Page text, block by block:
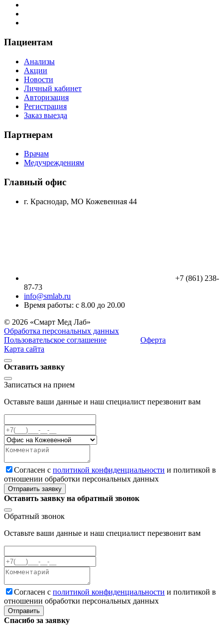
Пациентам
Анализы
Акции
Новости
Личный кабинет
Авторизация
Регистрация
Заказ выезда
Партнерам
Врачам
Медучреждениям
Главный офис
г. Краснодар, МО Кожевенная 44
+7 (861) 238-
87-73
info@smlab.ru
Время работы: с 8.00 до 20.00
© 2026 «Смарт Мед Лаб»
Обработка персональных данных
Пользовательское соглашение
Оферта
Карта сайта
Оставить заявку
Записаться на прием
Оставьте ваши данные и наш специалист перезвонит вам
Cогласен с политикой конфиденциальности и политикой в
отношении обработки персональных данных
Отправить заявку
Оставить заявку на обратный звонок
Обратный звонок
Оставьте ваши данные и наш специалист перезвонит вам
Cогласен с политикой конфиденциальности и политикой в
отношении обработки персональных данных
Отправить
Спасибо за заявку